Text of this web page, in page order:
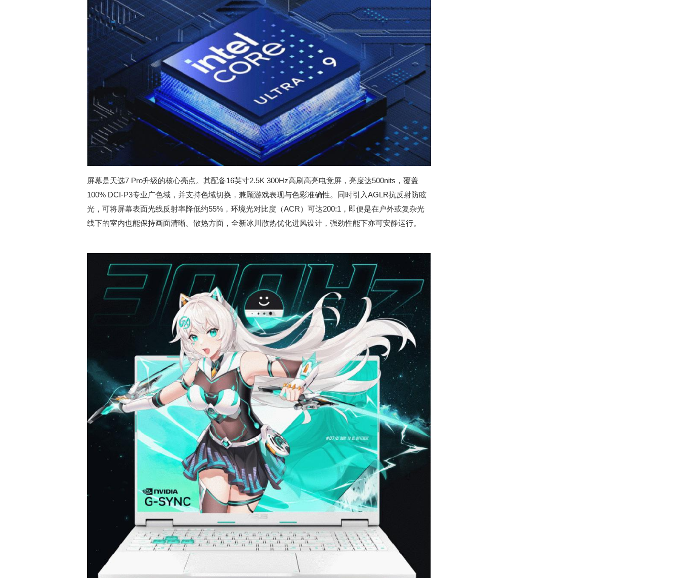
屏幕是天选7 Pro升级的核心亮点。其配备16英寸2.5K 300Hz高刷高亮电竞屏，亮度达500nits，覆盖
100% DCI-P3专业广色域，并支持色域切换，兼顾游戏表现与色彩准确性。同时引入AGLR抗反射防眩
光，可将屏幕表面光线反射率降低约55%，环境光对比度（ACR）可达200:1，即便是在户外或复杂光
线下的室内也能保持画面清晰。散热方面，全新冰川散热优化进风设计，强劲性能下亦可安静运行。